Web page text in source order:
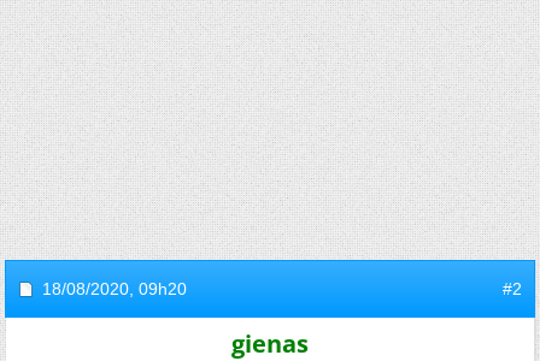
18/08/2020, 09h20 #2
gienas